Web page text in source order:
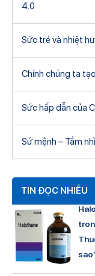
4.0
Sức trẻ và nhiệt
Chính chúng ta
Sức hấp dẫn của
Sứ mệnh – Tầm
TIN ĐỌC NHIỀU